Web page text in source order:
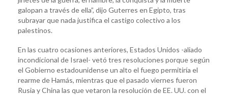
galopan a través de ella”, dijo Guterres en Egipto, tras
subrayar que nada justifica el castigo colectivo a los
palestinos.
En las cuatro ocasiones anteriores, Estados Unidos -aliado
incondicional de Israel- vetó tres resoluciones porque según
el Gobierno estadounidense un alto el fuego permitiría el
rearme de Hamás, mientras que el pasado viernes fueron
Rusia y China las que vetaron la resolución de EE. UU. con el